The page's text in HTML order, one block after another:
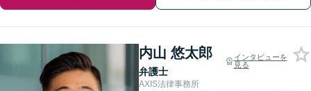
内山 悠太郎
弁護士
インタビューを
見る
AXIS法律事務所